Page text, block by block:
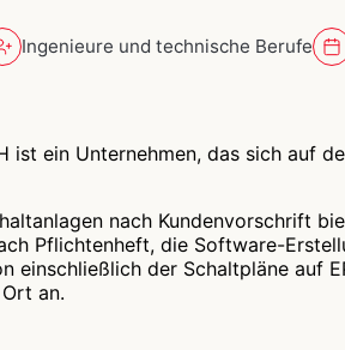
Ingenieure und technische Berufe
ist ein Unternehmen, das sich auf
nach Kundenvorschrift
Pflichtenheft, die Software-
einschließlich der Schaltpläne auf
an.